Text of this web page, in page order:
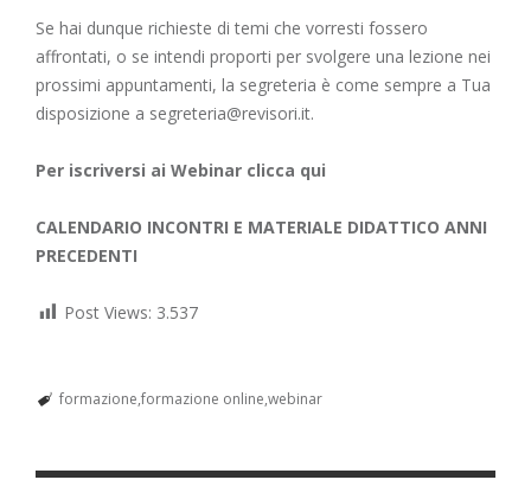
Se hai dunque richieste di temi che vorresti fossero
affrontati, o se intendi proporti per svolgere una lezione nei
prossimi appuntamenti, la segreteria è come sempre a Tua
disposizione a segreteria@revisori.it.
Per iscriversi ai Webinar clicca qui
CALENDARIO INCONTRI E MATERIALE DIDATTICO ANNI
PRECEDENTI
Post Views: 3.537
formazione formazione online webinar